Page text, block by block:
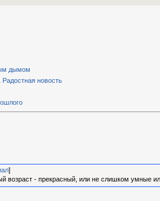
дымом
новость
]
возраст - прекрасный, или не слишком умные